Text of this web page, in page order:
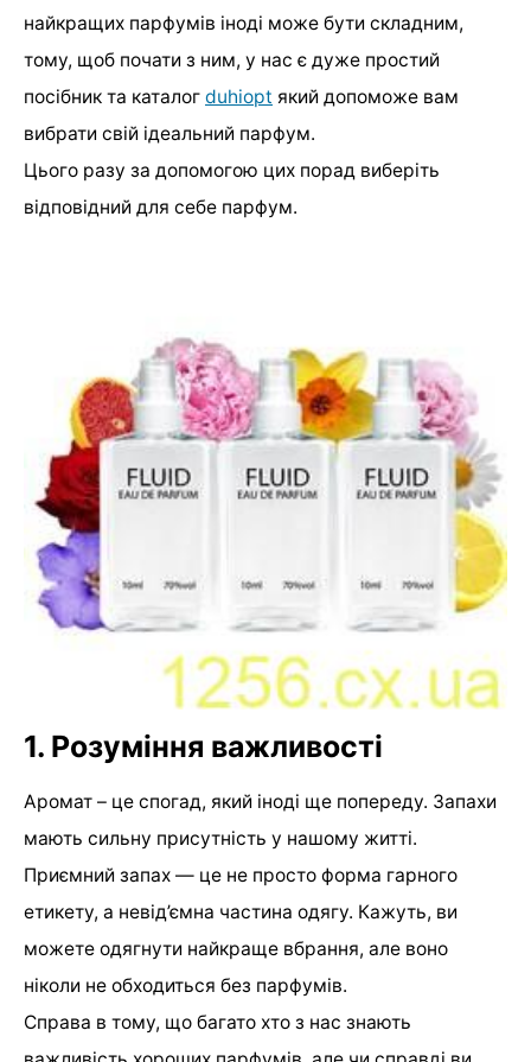
найкращих парфумів іноді може бути складним,
тому, щоб почати з ним, у нас є дуже простий
посібник та каталог duhiopt який допоможе вам
вибрати свій ідеальний парфум.
Цього разу за допомогою цих порад виберіть
відповідний для себе парфум.
1. Розуміння важливості
Аромат – це спогад, який іноді ще попереду. Запахи
мають сильну присутність у нашому житті.
Приємний запах — це не просто форма гарного
етикету, а невід’ємна частина одягу. Кажуть, ви
можете одягнути найкраще вбрання, але воно
ніколи не обходиться без парфумів.
Справа в тому, що багато хто з нас знають